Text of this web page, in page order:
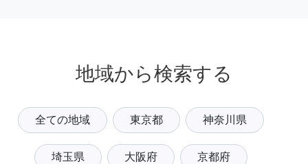
地域から検索する
全ての地域 東京都 神奈川県
埼玉県 大阪府 京都府